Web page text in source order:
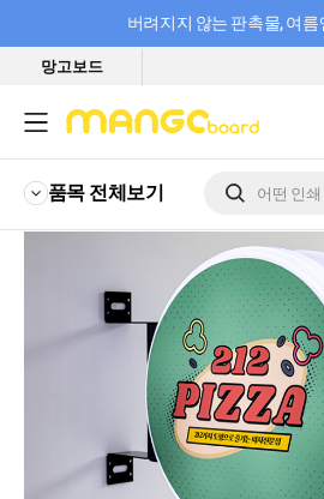
버려지지 않는 판촉물, 여름
필요한 만큼 충전하고 끊김 없이 작업하세
망고보드
품목 전체 보기